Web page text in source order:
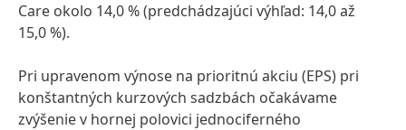
Care okolo 14,0 %(predchádzajúci výhľad: 14,0 až
15,0 %).
Pri upravenom výnose na prioritnú akciu (EPS) pri
konštantných kurzových sadzbách očakávame
zvýšenie v hornej polovici jednociferného